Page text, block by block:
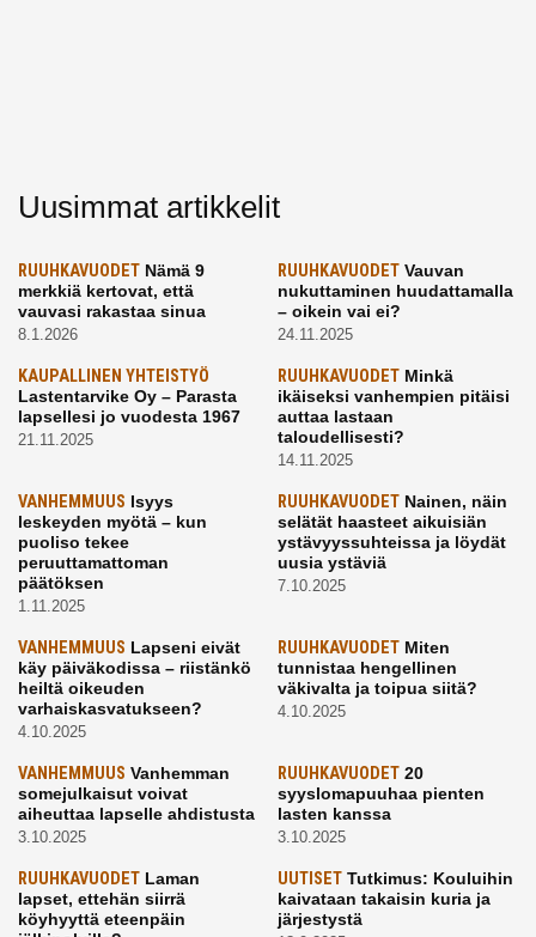
Uusimmat artikkelit
RUUHKAVUODET Nämä 9
merkkiä kertovat, että
vauvasi rakastaa sinua
8.1.2026
RUUHKAVUODETVauvan
nukuttaminen huudattamalla
– oikein vai ei?
24.11.2025
KAUPALLINEN YHTEISTYÖ
Lastentarvike Oy – Parasta
lapsellesi jo vuodesta 1967
21.11.2025
RUUHKAVUODETMinkä
ikäiseksi vanhempien pitäisi
auttaa lastaan
taloudellisesti?
14.11.2025
VANHEMMUUS Isyys
leskeyden myötä – kun
puoliso tekee
peruuttamattoman
päätöksen
1.11.2025
RUUHKAVUODETNainen, näin
selätät haasteet aikuisiän
ystävyyssuhteissa ja löydät
uusia ystäviä
7.10.2025
VANHEMMUUS Lapseni eivät
käy päiväkodissa – riistänkö
heiltä oikeuden
varhaiskasvatukseen?
4.10.2025
RUUHKAVUODETMiten
tunnistaa hengellinen
väkivalta ja toipua siitä?
4.10.2025
VANHEMMUUS Vanhemman
somejulkaisut voivat
aiheuttaa lapselle ahdistusta
3.10.2025
RUUHKAVUODET20
syyslomapuuhaa pienten
lasten kanssa
3.10.2025
RUUHKAVUODET Laman
lapset, ettehän siirrä
köyhyyttä eteenpäin
UUTISETTutkimus: Kouluihin
kaivataan takaisin kuria ja
järjestystä